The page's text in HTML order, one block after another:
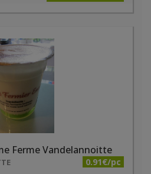
Ferme Vandelannoitte
0.91€/pc